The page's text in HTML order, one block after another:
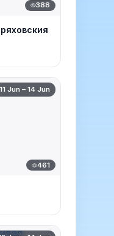
388
11 Jun – 14 Jun
461